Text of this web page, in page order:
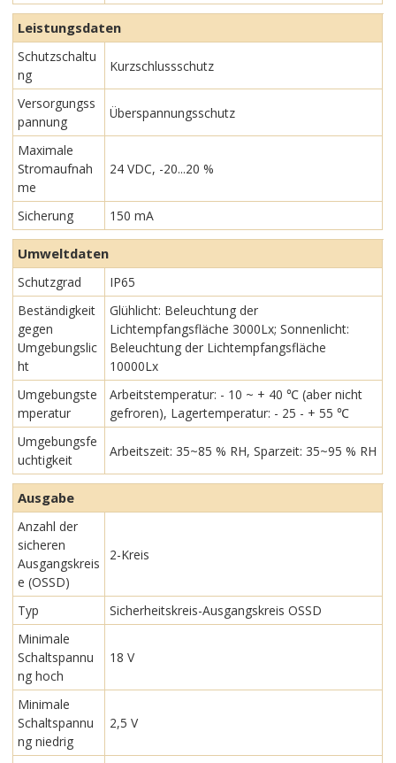
Leistungsdaten
Schutzschaltu
ng
Kurzschlussschutz
Versorgungss
pannung
Überspannungsschutz
Maximale
Stromaufnah
me
24 VDC, -20...20 %
Sicherung 150 mA
Umweltdaten
Schutzgrad
IP65
Beständigkeit
gegen
Umgebungslic
ht
Glühlicht: Beleuchtung der
Lichtempfangsfläche 3000Lx; Sonnenlicht:
Beleuchtung der Lichtempfangsfläche
10000Lx
Umgebungste
mperatur
Arbeitstemperatur: - 10 ~ + 40 ℃ (aber nicht
gefroren), Lagertemperatur: - 25 - + 55 ℃
Umgebungsfe
uchtigkeit
Arbeitszeit: 35~85 % RH, Sparzeit: 35~95 % RH
Ausgabe
Anzahl der
sicheren
Ausgangskreis
e (OSSD)
2-Kreis
Typ
Sicherheitskreis-Ausgangskreis OSSD
Minimale
Schaltspannu
ng hoch
18 V
Minimale
Schaltspannu
ng niedrig
2,5 V